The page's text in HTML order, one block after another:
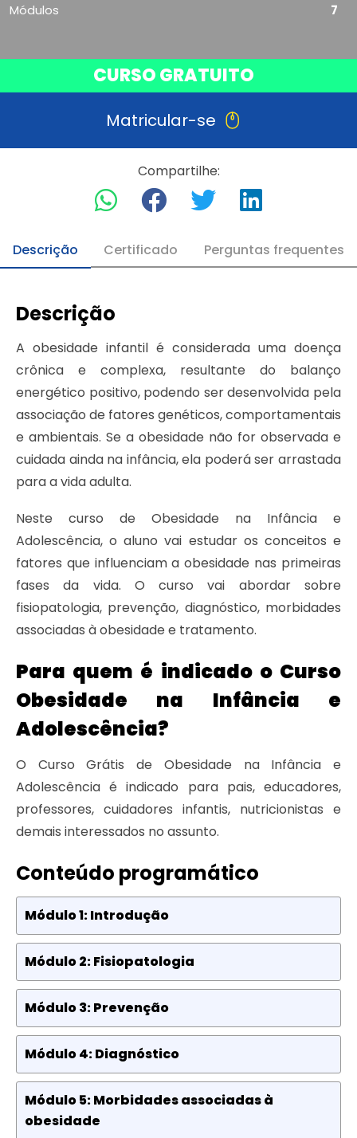
Módulos
7
CURSO GRATUITO
Matricular-se
Compartilhe:
Descrição Certificado Perguntas frequentes
Descrição
A obesidade infantil é considerada uma doença
crônica e complexa, resultante do balanço
energético positivo, podendo ser desenvolvida pela
associação de fatores genéticos, comportamentais
e ambientais. Se a obesidade não for observada e
cuidada ainda na infância, ela poderá ser arrastada
para a vida adulta.
Neste curso de Obesidade na Infância e
Adolescência, o aluno vai estudar os conceitos e
fatores que influenciam a obesidade nas primeiras
fases da vida. O curso vai abordar sobre
fisiopatologia, prevenção, diagnóstico, morbidades
associadas à obesidade e tratamento.
Para quem é indicado o Curso
Obesidade na Infância e
Adolescência?
O Curso Grátis de Obesidade na Infância e
Adolescência é indicado para pais, educadores,
professores, cuidadores infantis, nutricionistas e
demais interessados no assunto.
Conteúdo programático
Módulo 1: Introdução
Módulo 2: Fisiopatologia
Módulo 3: Prevenção
Módulo 4: Diagnóstico
Módulo 5: Morbidades associadas à
obesidade